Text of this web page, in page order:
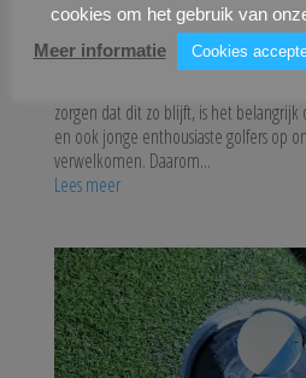
WELCOME TO THE CLUB
Binnenkort start onze nieuwe
zorgen dat dit zo blijft, is het
en ook jonge enthousiaste golfers op
verwelkomen. Daarom...
Lees meer
cookies om het gebruik van
Meer informatie
Cookies